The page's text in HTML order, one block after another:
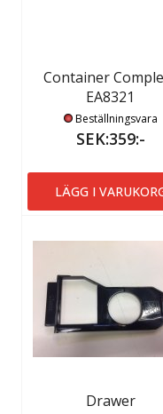
Container
EA8321
Beställningsvara
SEK:359:-
LÄGG I
Drawer